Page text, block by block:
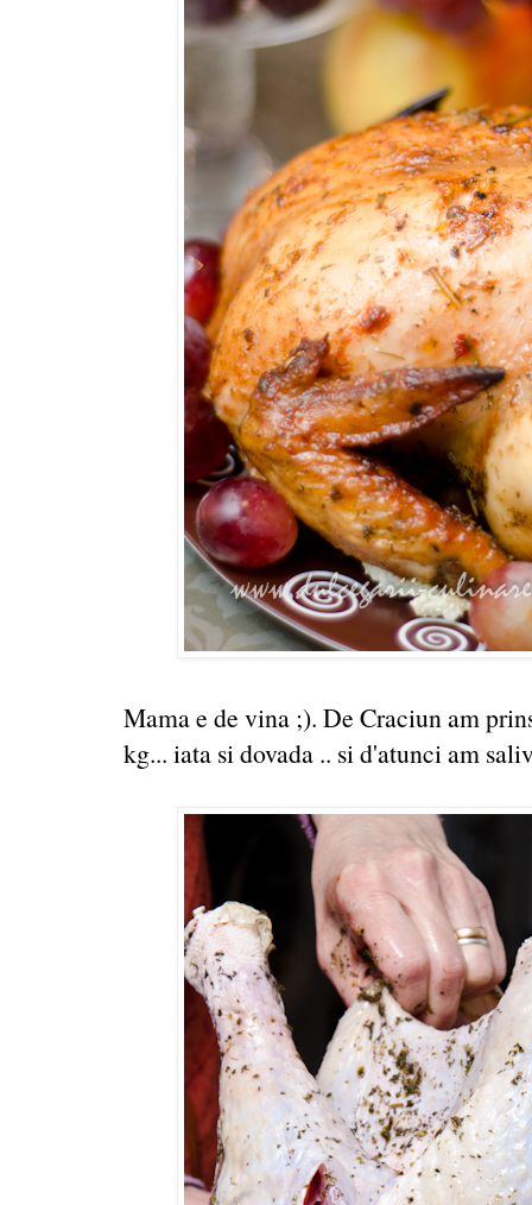
Mama e de vina ;). De Craciun am
kg... iata si dovada .. si d'atunci am